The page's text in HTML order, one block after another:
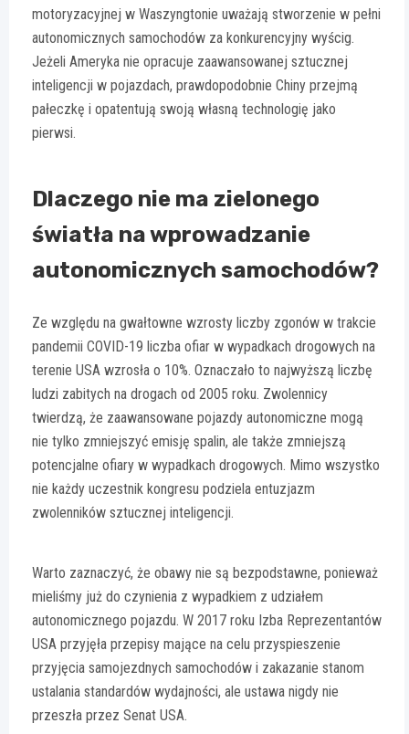
motoryzacyjnej w Waszyngtonie uważają stworzenie w pełni
autonomicznych samochodów za konkurencyjny wyścig.
Jeżeli Ameryka nie opracuje zaawansowanej sztucznej
inteligencji w pojazdach, prawdopodobnie Chiny przejmą
pałeczkę i opatentują swoją własną technologię jako
pierwsi.
Dlaczego nie ma zielonego
światła na wprowadzanie
autonomicznych samochodów?
Ze względu na gwałtowne wzrosty liczby zgonów w trakcie
pandemii COVID-19 liczba ofiar w wypadkach drogowych na
terenie USA wzrosła o 10%. Oznaczało to najwyższą liczbę
ludzi zabitych na drogach od 2005 roku. Zwolennicy
twierdzą, że zaawansowane pojazdy autonomiczne mogą
nie tylko zmniejszyć emisję spalin, ale także zmniejszą
potencjalne ofiary w wypadkach drogowych. Mimo wszystko
nie każdy uczestnik kongresu podziela entuzjazm
zwolenników sztucznej inteligencji.
Warto zaznaczyć, że obawy nie są bezpodstawne, ponieważ
mieliśmy już do czynienia z wypadkiem z udziałem
autonomicznego pojazdu. W 2017 roku Izba Reprezentantów
USA przyjęła przepisy mające na celu przyspieszenie
przyjęcia samojezdnych samochodów i zakazanie stanom
ustalania standardów wydajności, ale ustawa nigdy nie
przeszła przez Senat USA.